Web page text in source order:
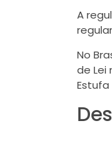
A
No
de Lei